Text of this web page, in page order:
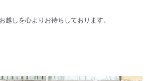
越しを心よりお待ちしております。